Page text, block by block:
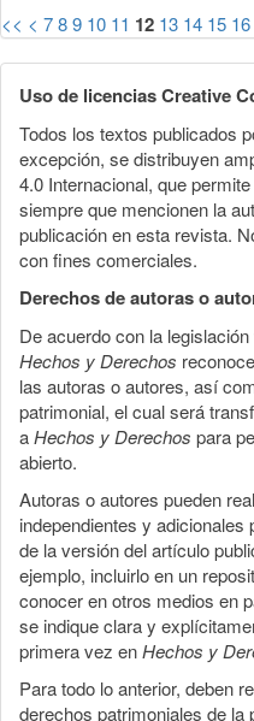
<< < 789 10 11 12 13 14 15 16
Uso de licencias Creative
Todos los textos publicados
excepción, se distribuyen
4.0 Internacional, que
siempre que mencionen la
publicación en esta revista.
con fines comerciales.
Derechos de autoras o
De acuerdo con la
Hechos y Derechos
las autoras o autores, así
patrimonial, el cual será
aHechos y Derechos para
abierto.
Autoras o autores pueden
independientes y
de la versión del artículo
ejemplo, incluirlo en un
conocer en otros medios en
se indique clara y
primera vez enHechos y
Para todo lo anterior, deben
derechos patrimoniales de la